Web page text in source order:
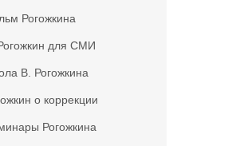
Рогожкина
для СМИ
В. Рогожкина
о коррекции
Рогожкина